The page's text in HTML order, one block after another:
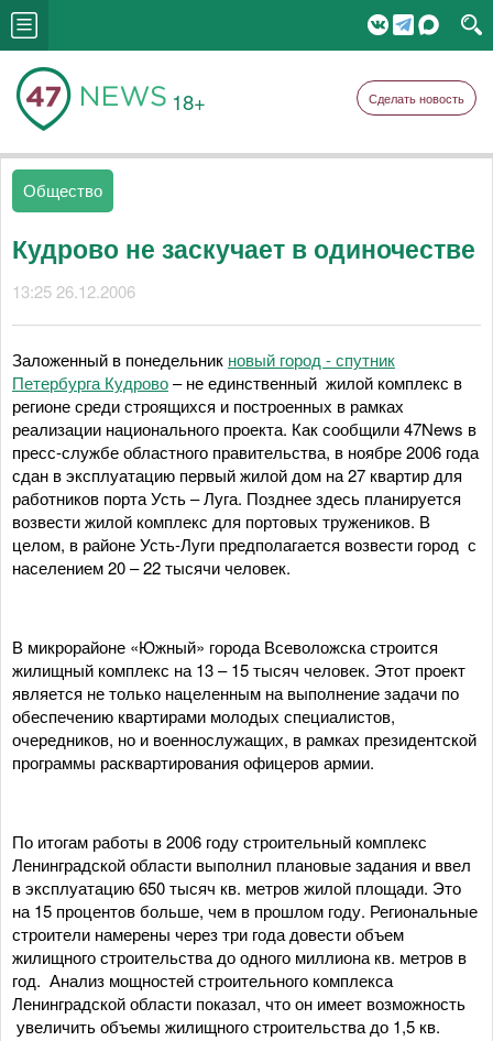
18+ Сделать новость
Общество
Кудрово не заскучает в одиночестве
13:25 26.12.2006
Заложенный в понедельник новый город - спутник
Петербурга Кудрово– не единственный жилой комплекс в
регионе среди строящихся и построенных в рамках
реализации национального проекта. Как сообщили 47News в
пресс-службе областного правительства, в ноябре 2006 года
сдан в эксплуатацию первый жилой дом на 27 квартир для
работников порта Усть – Луга. Позднее здесь планируется
возвести жилой комплекс для портовых тружеников. В
целом, в районе Усть-Луги предполагается возвести город с
населением 20 – 22 тысячи человек.
В микрорайоне «Южный» города Всеволожска строится
жилищный комплекс на 13 – 15 тысяч человек. Этот проект
является не только нацеленным на выполнение задачи по
обеспечению квартирами молодых специалистов,
очередников, но и военнослужащих, в рамках президентской
программы расквартирования офицеров армии.
По итогам работы в 2006 году строительный комплекс
Ленинградской области выполнил плановые задания и ввел
в эксплуатацию 650 тысяч кв. метров жилой площади. Это
на 15 процентов больше, чем в прошлом году. Региональные
строители намерены через три года довести объем
жилищного строительства до одного миллиона кв. метров в
год. Анализ мощностей строительного комплекса
Ленинградской области показал, что он имеет возможность
увеличить объемы жилищного строительства до 1,5 кв.